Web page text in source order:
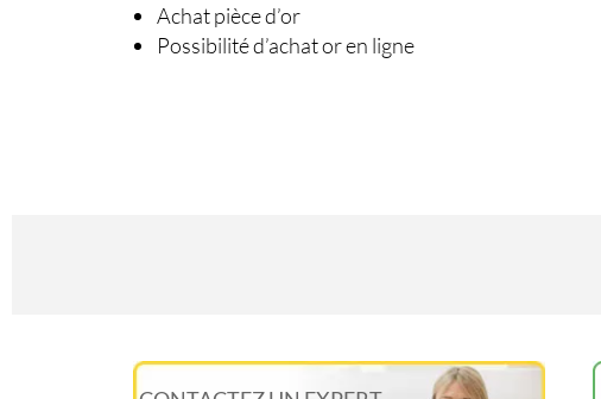
Achat pièce d’or
Possibilité d’achat or en ligne